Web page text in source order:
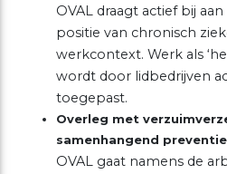
OVAL draagt actief bij
positie van chronisch
werkcontext. Werk als
wordt door lidbedrijven
toegepast.
Overleg met
samenhangend
OVAL gaat namens de